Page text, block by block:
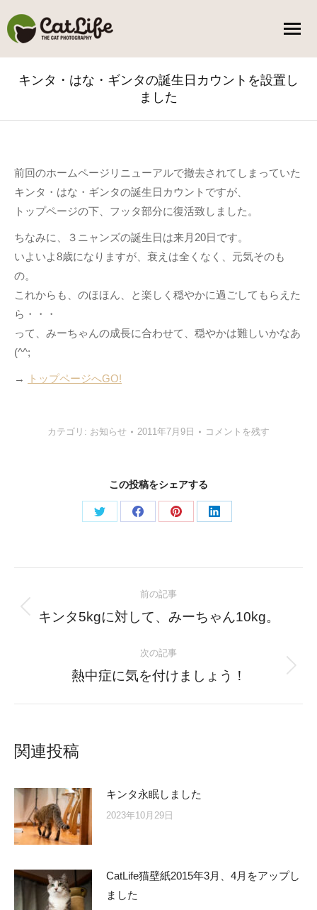
キンタ・はな・ギンタの誕生日カウントを設置し
ました
前回のホームページリニューアルで撤去されてしまっていた
キンタ・はな・ギンタの誕生日カウントですが、
トップページの下、フッタ部分に復活致しました。
ちなみに、３ニャンズの誕生日は来月20日です。
いよいよ8歳になりますが、衰えは全くなく、元気そのも
の。
これからも、のほほん、と楽しく穏やかに過ごしてもらえた
ら・・・
って、みーちゃんの成長に合わせて、穏やかは難しいかなあ
(^^;
→ トップページへGO!
カテゴリ: お知らせ 2011年7月9日 コメントを残す
この投稿をシェアする
Share
Share
Share
Share
navigation
前の記事
Previous
キンタ5kgに対して、みーちゃん10kg。
次の記事
Next
熱中症に気を付けましょう！
関連投稿
キンタ永眠しました
2023年10月29日
CatLife猫壁紙2015年3月、4月をアップし
ました